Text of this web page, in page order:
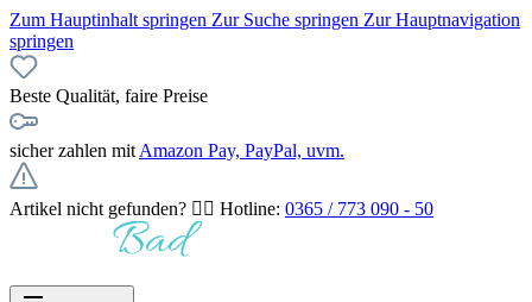
Zum Hauptinhalt springen Zur Suche springen Zur Hauptnavigation
springen
Beste Qualität, faire Preise
sicher zahlen mit Amazon Pay, PayPal, uvm.
Artikel nicht gefunden? 👉🏻 Hotline: 0365 / 773 090 - 50